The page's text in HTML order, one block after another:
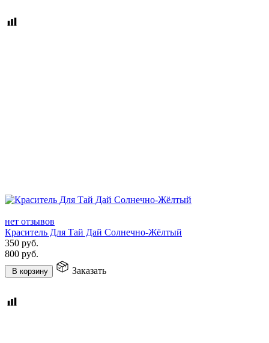
нет отзывов
Краситель Для Тай Дай Солнечно-Жёлтый
350 руб.
800 руб.
В корзину Заказать